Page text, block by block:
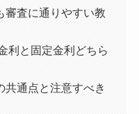
審査に通りやすい教
利と固定金利どちら
共通点と注意すべき